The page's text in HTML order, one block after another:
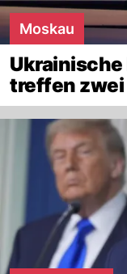
Moskau
treffen